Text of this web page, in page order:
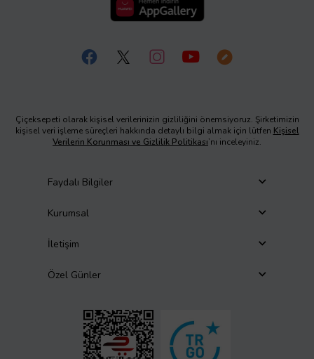
Çiçeksepeti olarak kişisel verilerinizin gizliliğini önemsiyoruz. Şirketimizin
kişisel veri işleme süreçleri hakkında detaylı bilgi almak için lütfen Kişisel
Verilerin Korunması ve Gizlilik Politikası’nı inceleyiniz.
Faydalı Bilgiler
Kurumsal
İletişim
Özel Günler